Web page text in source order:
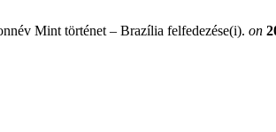
Mint történet – Brazília felfedezése(i). on